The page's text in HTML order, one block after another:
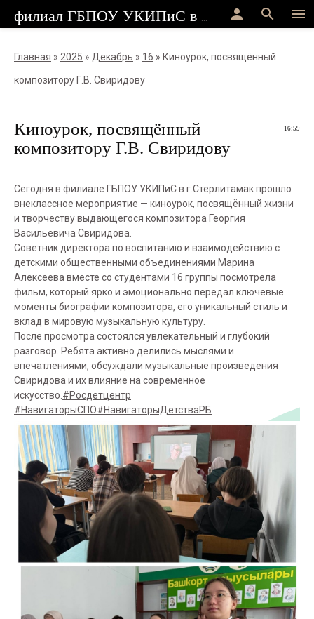
menu
search
person
Главная » 2025 » Декабрь » 16 » Киноурок, посвящённый
композитору Г.В. Свиридову
16:59
Киноурок, посвящённый
композитору Г.В. Свиридову
Сегодня в филиале ГБПОУ УКИПиС в г.Стерлитамак прошло
внеклассное мероприятие — киноурок, посвящённый жизни
и творчеству выдающегося композитора Георгия
Васильевича Свиридова.
Советник директора по воспитанию и взаимодействию с
детскими общественными объединениями Марина
Алексеева вместе со студентами 16 группы посмотрела
фильм, который ярко и эмоционально передал ключевые
моменты биографии композитора, его уникальный стиль и
вклад в мировую музыкальную культуру.
После просмотра состоялся увлекательный и глубокий
разговор. Ребята активно делились мыслями и
впечатлениями, обсуждали музыкальные произведения
Свиридова и их влияние на современное
искусство. #Росдетцентр
#НавигаторыСПО#НавигаторыДетстваРБ